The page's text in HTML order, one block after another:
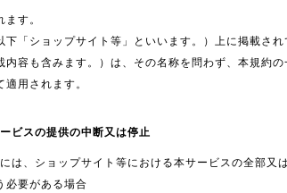
す。
下「ショップサイト等」といいます。）上に掲載さ
内容も含みます。）は、その名称を問わず、本規約
用されます。
ビスの提供の中断又は停止
は、ショップサイト等における本サービスの全部又
必要がある場合